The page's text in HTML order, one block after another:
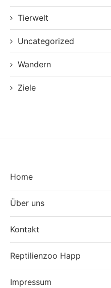
Tierwelt
Uncategorized
Wandern
Ziele
Home
Über uns
Kontakt
Reptilienzoo Happ
Impressum